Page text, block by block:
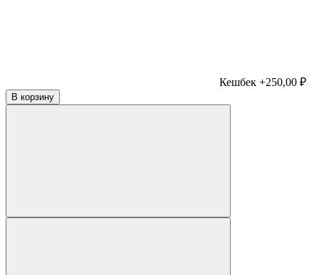
Кешбек +250,00 ₽
В корзину